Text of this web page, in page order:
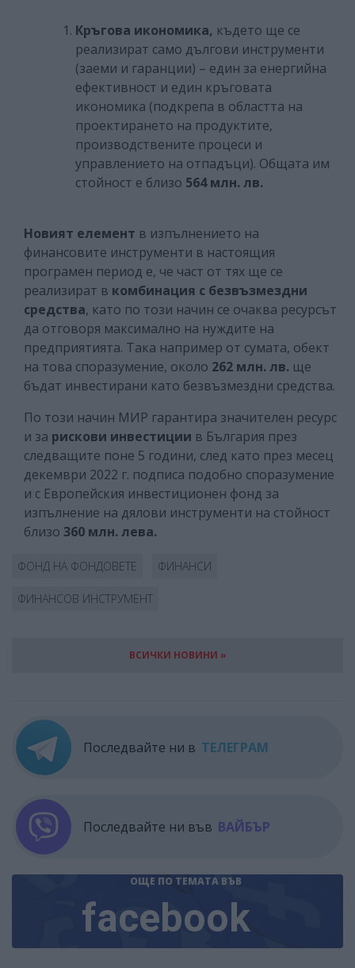
Кръгова икономика, където ще се
реализират само дългови инструменти
(заеми и гаранции) – един за енергийна
ефективност и един кръговата
икономика (подкрепа в областта на
проектирането на продуктите,
производствените процеси и
управлението на отпадъци). Общата им
стойност е близо 564 млн. лв.
Новият елемент в изпълнението на
финансовите инструменти в настоящия
програмен период е, че част от тях ще се
реализират в комбинация с безвъзмездни
средства, като по този начин се очаква ресурсът
да отговоря максимално на нуждите на
предприятията. Така например от сумата, обект
на това споразумение, около 262 млн. лв. ще
бъдат инвестирани като безвъзмездни средства.
По този начин МИР гарантира значителен ресурс
и за рискови инвестиции в България през
следващите поне 5 години, след като през месец
декември 2022 г. подписа подобно споразумение
и с Европейския инвестиционен фонд за
изпълнение на дялови инструменти на стойност
близо 360 млн. лева.
ФОНД НА ФОНДОВЕТЕ ФИНАНСИ
ФИНАНСОВ ИНСТРУМЕНТ
ВСИЧКИ НОВИНИ »
Последвайте ни в ТЕЛЕГРАМ
Последвайте ни във ВАЙБЪР
ОЩЕ ПО ТЕМАТА ВЪВ
facebook